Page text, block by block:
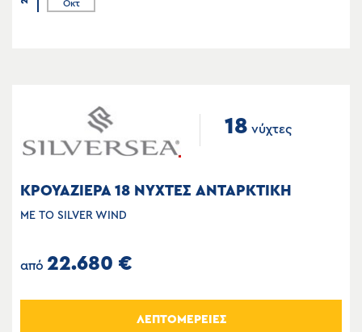
Οκτ
18 νύχτες
ΚΡΟΥΑΖΙΕΡΑ 18 ΝΥΧΤΕΣ ΑΝΤΑΡΚΤΙΚΗ
ΜΕ ΤΟ SILVER WIND
από 22.680 €
ΛΕΠΤΟΜΕΡΕΙΕΣ